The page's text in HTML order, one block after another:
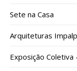
Sete na Casa
Arquiteturas
Exposição Coletiva